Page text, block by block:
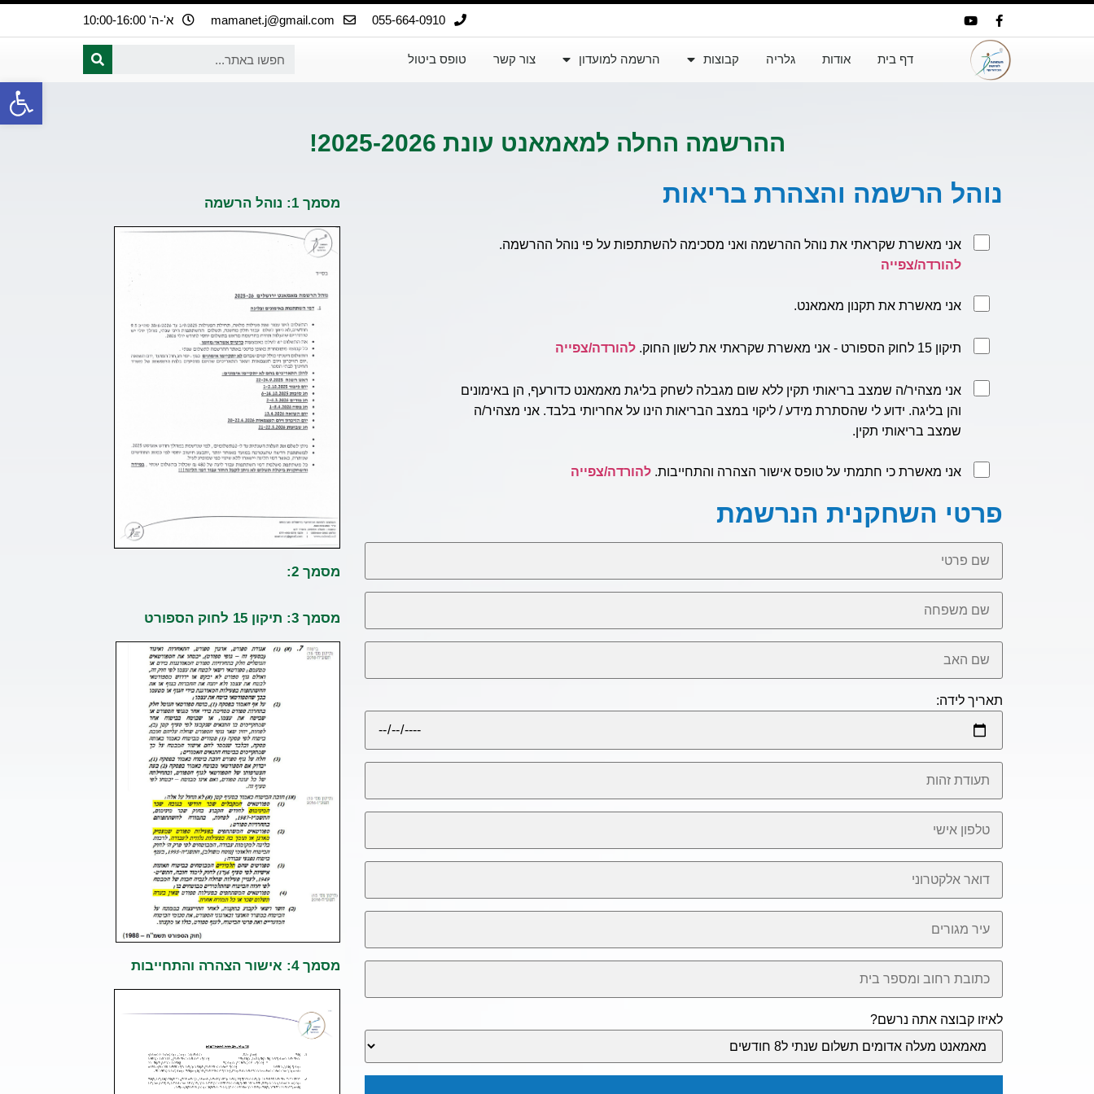
055-664-0910
mamanet.j@gmail.com א'-ה' 10:00-16:00
דף בית אודות גלריה קבוצות הרשמה למועדון צור קשר טופס ביטול
ההרשמה החלה למאמאנט עונת 2025-2026!
נוהל הרשמה והצהרת בריאות
אני מאשרת שקראתי את נוהל ההרשמה ואני מסכימה להשתתפות על פי נוהל ההרשמה.
להורדה/צפייה
אני מאשרת את תקנון מאמאנט.
תיקון 15 לחוק הספורט - אני מאשרת שקראתי את לשון החוק. להורדה/צפייה
אני מצהיר/ה שמצב בריאותי תקין ללא שום מגבלה לשחק בליגת מאמאנט כדורעף, הן באימונים
והן בליגה. ידוע לי שהסתרת מידע / ליקוי במצב הבריאות הינו על אחריותי בלבד. אני מצהיר/ה
שמצב בריאותי תקין.
אני מאשרת כי חתמתי על טופס אישור הצהרה והתחייבות. להורדה/צפייה
פרטי השחקנית הנרשמת
תאריך לידה:
לאיזו קבוצה אתה נרשם?
מסמך 1: נוהל הרשמה
מסמך 2:
מסמך 3: תיקון 15 לחוק הספורט
מסמך 4: אישור הצהרה והתחייבות